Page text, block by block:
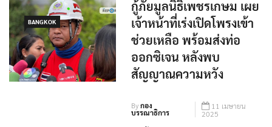
BANGKOK
กู้ภัยมูลนิธิเพชรเกษม เผย
เจ้าหน้าที่เร่งเปิดโพรงเข้า
ช่วยเหลือ พร้อมส่งท่อ
ออกซิเจน หลังพบ
สัญญาณความหวัง
Byกอง
บรรณาธิการ
11 เมษายน
2025